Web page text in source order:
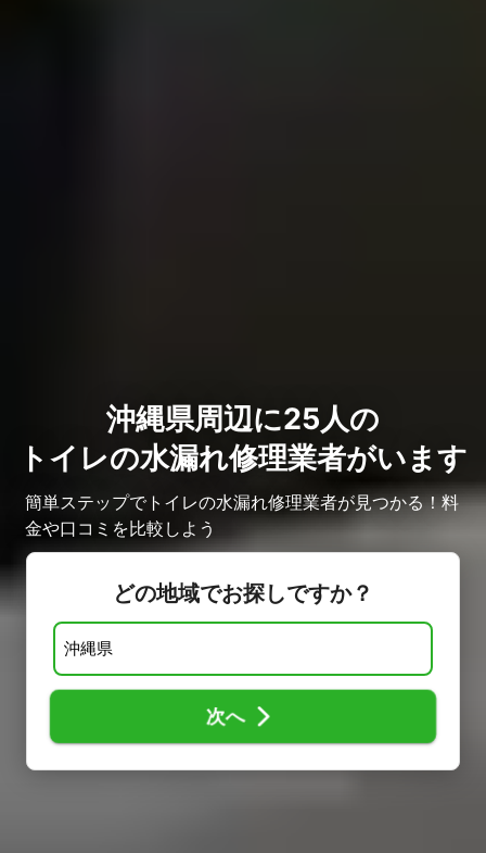
沖縄県周辺に25人の
トイレの水漏れ修理業者がいます
簡単ステップでトイレの水漏れ修理業者が見つかる！料
金や口コミを比較しよう
どの地域でお探しですか？
次へ